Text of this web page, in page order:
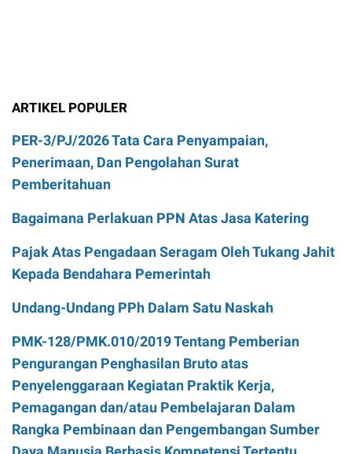
ARTIKEL POPULER
PER-3/PJ/2026 Tata Cara Penyampaian,
Penerimaan, Dan Pengolahan Surat
Pemberitahuan
Bagaimana Perlakuan PPN Atas Jasa Katering
Pajak Atas Pengadaan Seragam Oleh Tukang Jahit
Kepada Bendahara Pemerintah
Undang-Undang PPh Dalam Satu Naskah
PMK-128/PMK.010/2019 Tentang Pemberian
Pengurangan Penghasilan Bruto atas
Penyelenggaraan Kegiatan Praktik Kerja,
Pemagangan dan/atau Pembelajaran Dalam
Rangka Pembinaan dan Pengembangan Sumber